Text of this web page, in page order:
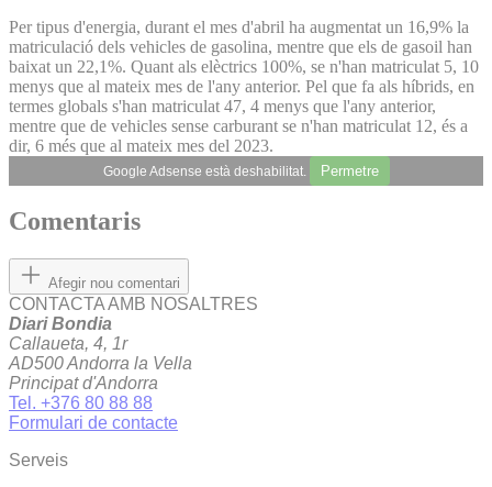
Per tipus d'energia, durant el mes d'abril ha augmentat un 16,9% la
matriculació dels vehicles de gasolina, mentre que els de gasoil han
baixat un 22,1%. Quant als elèctrics 100%, se n'han matriculat 5, 10
menys que al mateix mes de l'any anterior. Pel que fa als híbrids, en
termes globals s'han matriculat 47, 4 menys que l'any anterior,
mentre que de vehicles sense carburant se n'han matriculat 12, és a
dir, 6 més que al mateix mes del 2023.
Google Adsense està deshabilitat. Permetre
Comentaris
Afegir nou comentari
CONTACTA AMB NOSALTRES
Diari Bondia
Callaueta, 4, 1r
AD500 Andorra la Vella
Principat d'Andorra
Tel. +376 80 88 88
Formulari de contacte
Serveis